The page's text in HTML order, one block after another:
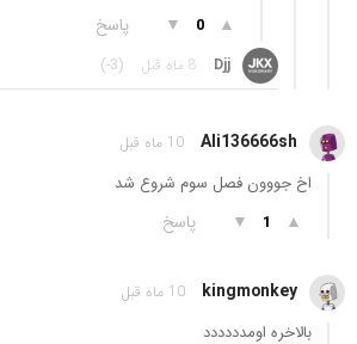
▲
0
▼ پاسخ
Djj 8 ماه قبل (-3)
Ali136666sh 10 ماه قبل
اخ جووون فصل سوم شروع شد
▲
1
▼ پاسخ
kingmonkey 10 ماه قبل
بالاخره اومدددددد